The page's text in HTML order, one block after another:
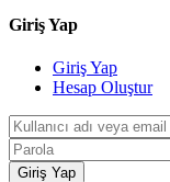
Giriş Yap
Giriş Yap
Hesap Oluştur
Giriş Yap